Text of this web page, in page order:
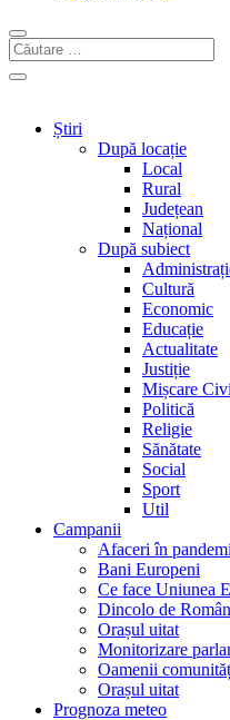
Știri
După locație
Local
Rural
Județean
Național
După subiect
Cultură
Economic
Educație
Actualitate
Justiție
Mișcare
Politică
Religie
Sănătate
Social
Sport
Util
Campanii
Afaceri în
Bani Europeni
Ce face Uniunea
Dincolo de
Orașul uitat
Monitorizare
Oamenii
Orașul uitat
Prognoza meteo